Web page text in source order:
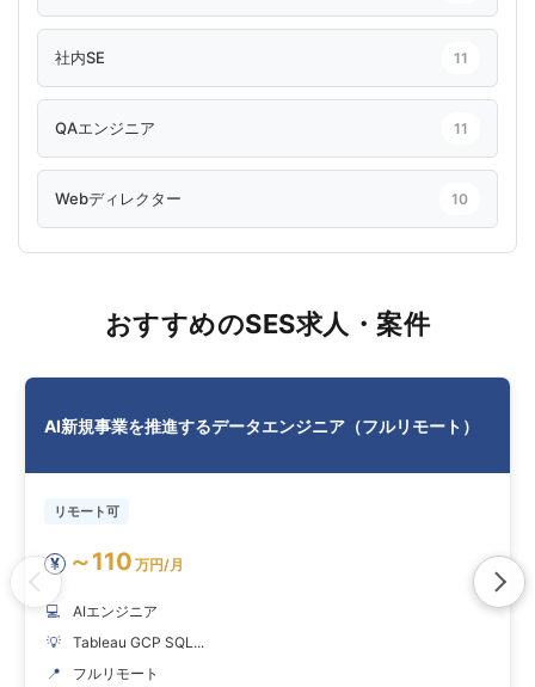
社内SE 11
QAエンジニア 11
Webディレクター 10
おすすめのSES求人・案件
AI新規事業を推進するデータエンジニア（フルリモート）
リモート可
¥ ～110 万円/月
💻
AIエンジニア
💡
Tableau GCP SQL...
📍
フルリモート